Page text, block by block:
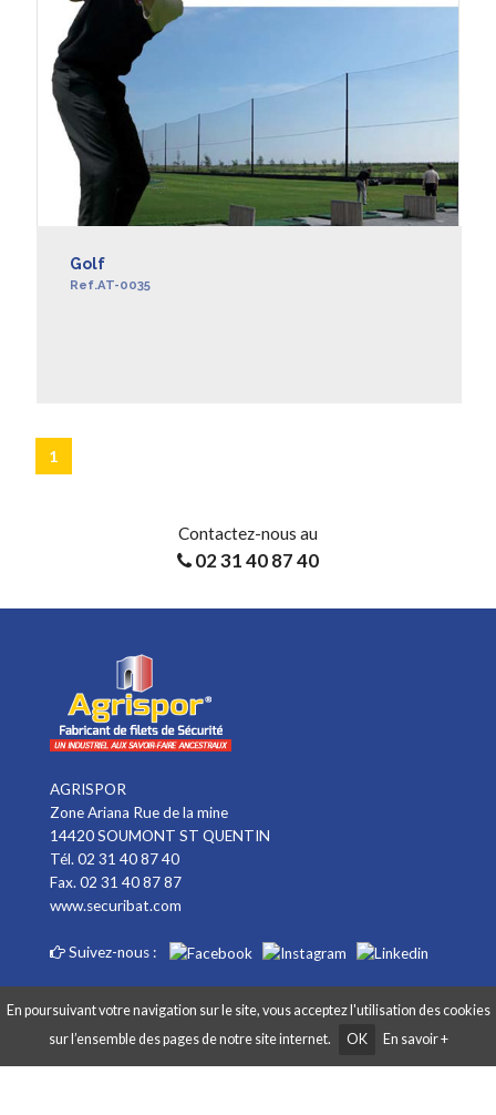
Golf
Ref.AT-0035
1
Contactez-nous au
02 31 40 87 40
AGRISPOR
Zone Ariana Rue de la mine
14420 SOUMONT ST QUENTIN
Tél. 02 31 40 87 40
Fax. 02 31 40 87 87
www.securibat.com
Suivez-nous :
Copyright AGRISPOR 2018 © - Tous droits réservés - Site réalisé par Graphibox
En poursuivant votre navigation sur le site, vous acceptez l'utilisation des cookies
sur l’ensemble des pages de notre site internet.
OK En savoir +